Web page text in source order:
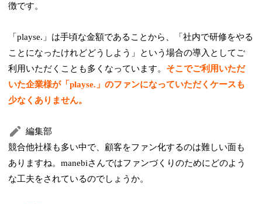
徴です。
「playse.」は手頃な金額であることから、「社内で研修をやる
ことになったけれどどうしよう」という場合の導入としてご
利用いただくことも多くなっています。 そこでご利用いただ
いた企業様が「playse.」のファンになっていただくケースも
少なくありません。
編集部
競合他社様も多い中で、顧客をファン化するのは難しい面も
ありますね。manebiさんではファンづくりのためにどのよう
な工夫をされているのでしょうか。